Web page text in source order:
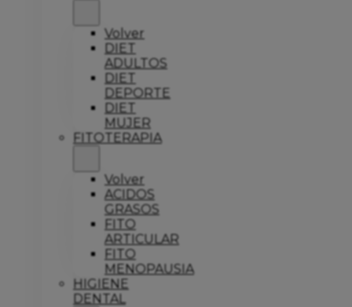
Volver
DIET
ADULTOS
DIET
DEPORTE
DIET
MUJER
FITOTERAPIA
Volver
ACIDOS
GRASOS
FITO
ARTICULAR
FITO
MENOPAUSIA
HIGIENE
DENTAL